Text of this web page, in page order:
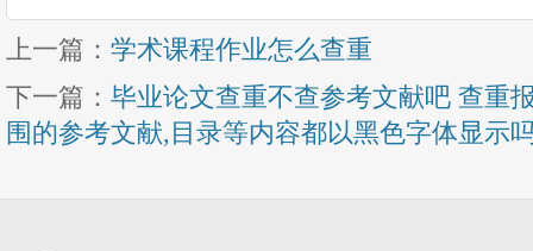
上一篇： 学术课程作业怎么查重
下一篇： 毕业论文查重不查参考文献吧 查重
围的参考文献,目录等内容都以黑色字体显示